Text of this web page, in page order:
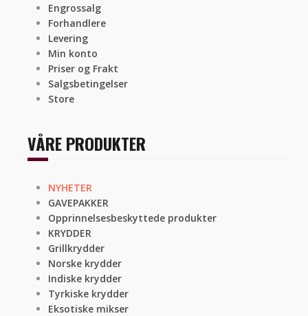
Engrossalg
Forhandlere
Levering
Min konto
Priser og Frakt
Salgsbetingelser
Store
VÅRE PRODUKTER
NYHETER
GAVEPAKKER
Opprinnelsesbeskyttede produkter
KRYDDER
Grillkrydder
Norske krydder
Indiske krydder
Tyrkiske krydder
Eksotiske mikser